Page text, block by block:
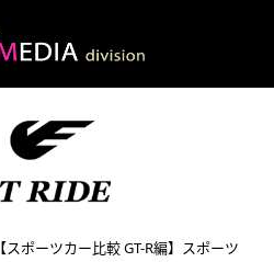
【スポーツカー比較 GT-R編】スポーツ